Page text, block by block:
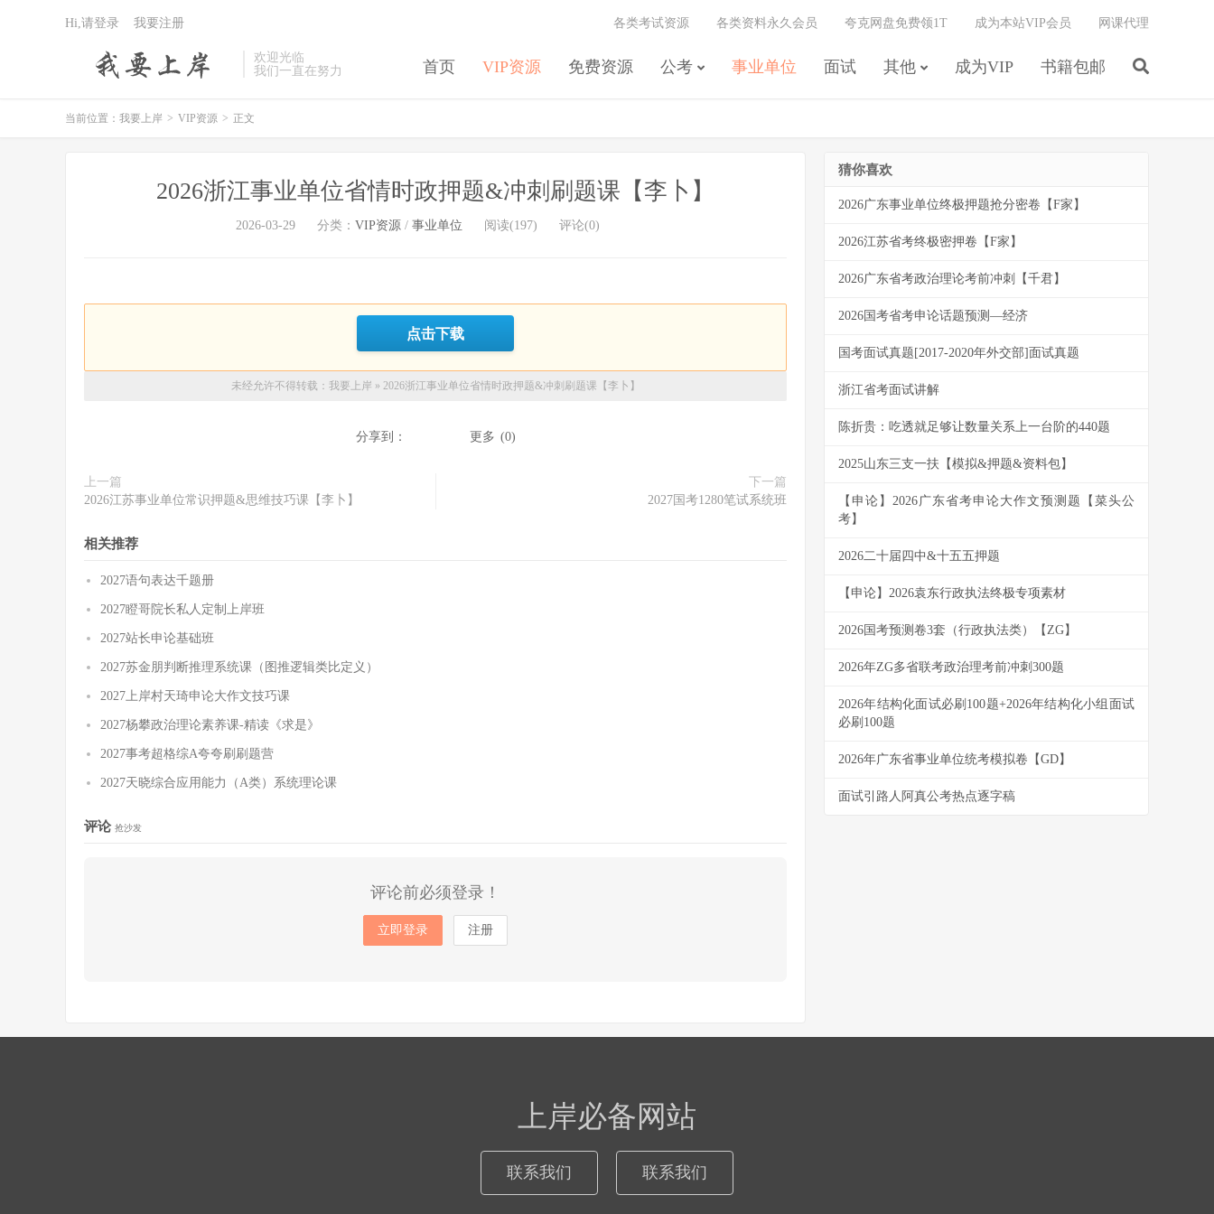
欢迎光临
我们一直在努力
首页 VIP资源 免费资源 公考 事业单位 面试 其他 成为VIP 书籍包邮
各类考试资源 各类资料永久会员 夸克网盘免费领1T 成为本站VIP会员 网课代理
Hi,请登录 我要注册
当前位置： 我要上岸 > VIP资源 > 正文
2026浙江事业单位省情时政押题&冲刺刷题课【李卜】
2026-03-29 分类： VIP资源/ 事业单位 阅读(197) 评论(0)
点击下载
未经允许不得转载： 我要上岸 » 2026浙江事业单位省情时政押题&冲刺刷题课【李卜】
分享到： 更多 (0)
上一篇
2026江苏事业单位常识押题&思维技巧课【李卜】
下一篇
2027国考1280笔试系统班
相关推荐
2027语句表达千题册
2027瞪哥院长私人定制上岸班
2027站长申论基础班
2027苏金朋判断推理系统课（图推逻辑类比定义）
2027上岸村天琦申论大作文技巧课
2027杨攀政治理论素养课-精读《求是》
2027事考超格综A夸夸刷刷题营
2027天晓综合应用能力（A类）系统理论课
评论 抢沙发
评论前必须登录！
立即登录 注册
猜你喜欢
2026广东事业单位终极押题抢分密卷【F家】
2026江苏省考终极密押卷【F家】
2026广东省考政治理论考前冲刺【千君】
2026国考省考申论话题预测—经济
国考面试真题[2017-2020年外交部]面试真题
浙江省考面试讲解
陈折贵：吃透就足够让数量关系上一台阶的440题
2025山东三支一扶【模拟&押题&资料包】
【申论】2026广东省考申论大作文预测题【菜头公
考】
2026二十届四中&十五五押题
【申论】2026袁东行政执法终极专项素材
2026国考预测卷3套（行政执法类）【ZG】
2026年ZG多省联考政治理考前冲刺300题
2026年结构化面试必刷100题+2026年结构化小组面试
必刷100题
2026年广东省事业单位统考模拟卷【GD】
面试引路人阿真公考热点逐字稿
上岸必备网站
联系我们 联系我们